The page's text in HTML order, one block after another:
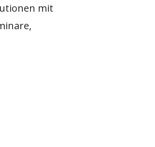
mit